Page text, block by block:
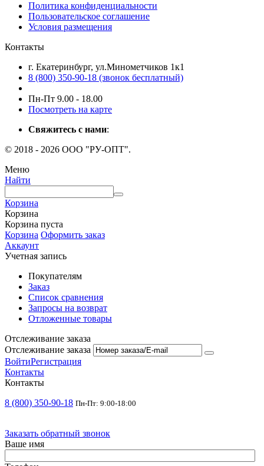
Политика конфиденциальности
Пользовательское соглашение
Условия размещения
Контакты
г. Екатеринбург, ул.Минометчиков 1к1
8 (800) 350-90-18 (звонок бесплатный)
Пн-Пт 9.00 - 18.00
Посмотреть на карте
Свяжитесь с нами:
© 2018 - 2026 ООО "РУ-ОПТ".
Меню
Найти
Корзина
Корзина
Корзина пуста
Корзина Оформить заказ
Аккаунт
Учетная запись
Покупателям
Заказ
Список сравнения
Запросы на возврат
Отложенные товары
Отслеживание заказа
Отслеживание заказа
ВойтиРегистрация
Контакты
Контакты
8 (800) 350-90-18 Пн-Пт: 9:00-18:00
Заказать обратный звонок
Ваше имя